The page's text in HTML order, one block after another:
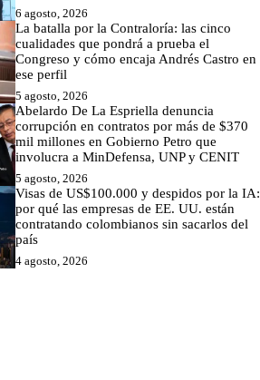
6 agosto, 2026
La batalla por la Contraloría: las cinco
cualidades que pondrá a prueba el
Congreso y cómo encaja Andrés Castro en
ese perfil
5 agosto, 2026
Abelardo De La Espriella denuncia
corrupción en contratos por más de $370
mil millones en Gobierno Petro que
involucra a MinDefensa, UNP y CENIT
5 agosto, 2026
Visas de US$100.000 y despidos por la IA:
por qué las empresas de EE. UU. están
contratando colombianos sin sacarlos del
país
4 agosto, 2026